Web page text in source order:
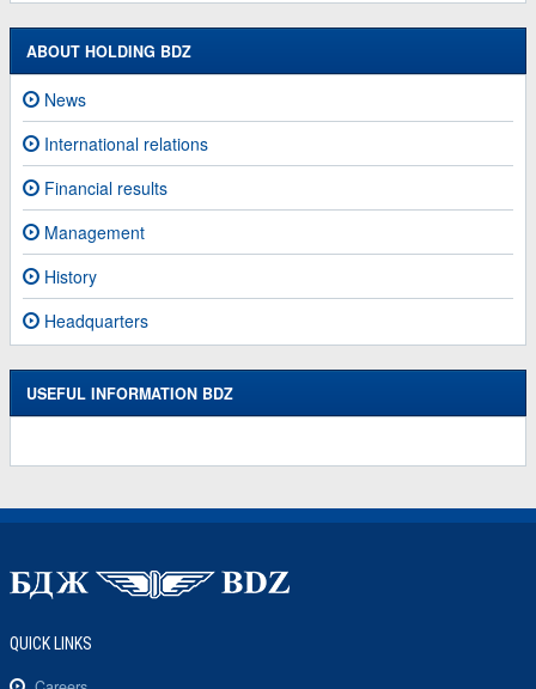
ABOUT HOLDING BDZ
News
International relations
Financial results
Management
History
Headquarters
USEFUL INFORMATION BDZ
QUICK LINKS